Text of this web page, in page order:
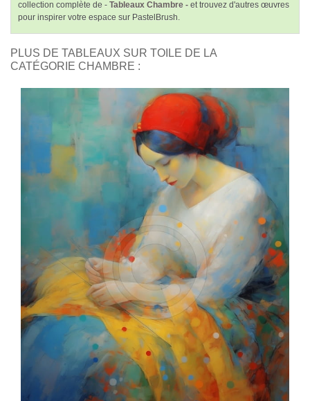
collection complète de - Tableaux Chambre - et trouvez d'autres œuvres
pour inspirer votre espace sur PastelBrush.
PLUS DE TABLEAUX SUR TOILE DE LA
CATÉGORIE CHAMBRE :